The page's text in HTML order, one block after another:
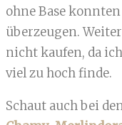
ohne Base
überzeugen.
nicht kaufen, da
viel zu hoch finde.
Schaut auch bei